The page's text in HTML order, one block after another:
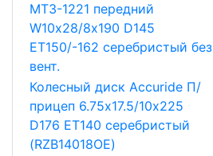
МТЗ-1221 передний
W10х28/8х190 D145
ET150/-162 серебристый без
вент.
Колесный диск Accuride П/
прицеп 6.75х17.5/10х225
D176 ET140 серебристый
(RZB14018OE)